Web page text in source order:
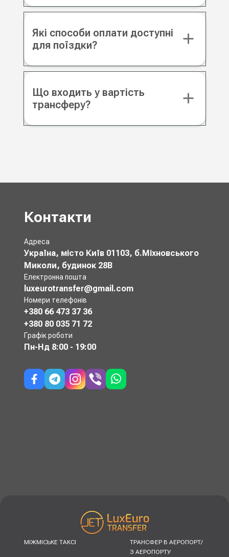
Які способи оплати доступні
для поїздки?
Що входить у вартість
трансферу?
Контакти
Адреса
Україна, місто Київ 01103, б.Міхновського
Миколи, будинок 28В
Електронна пошта
luxeurotransfer@gmail.com
Номери телефонів
+380 66 473 37 36
+380 80 035 71 72
Графік роботи
Пн-Нд 8:00 - 19:00
МІЖМІСЬКЕ ТАКСІ
ТРАНСФЕР В АЕРОПОРТ/
З АЕРОПОРТУ